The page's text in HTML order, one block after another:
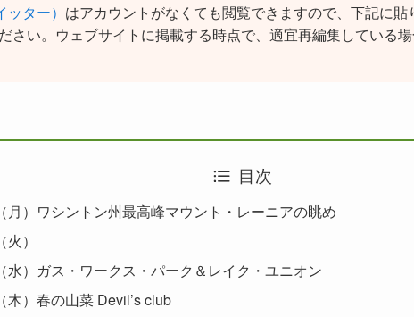
ター） はアカウントがなくても閲覧できますので、下記に
さい。ウェブサイトに掲載する時点で、適宜再編集している
目次
月）ワシントン州最高峰マウント・レーニアの眺め
）
水）ガス・ワークス・パーク＆レイク・ユニオン
木）春の山菜 Devil’s club